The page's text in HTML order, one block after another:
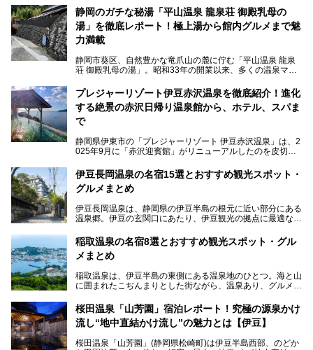
静岡のガチな秘湯「平山温泉 龍泉荘 御殿乳母の
湯」を徹底レポート！極上湯から館内グルメまで魅
力満載
静岡市葵区、自然豊かな竜爪山の麓に佇む「平山温泉 龍泉
荘 御殿乳母の湯」。昭和33年の開業以来、多くの温泉マニ
極上温泉です。お湯はもちろん、実はグルメも揃っているん
です。多くのファンを持つ、その圧倒的なこだわりと魅力を
解説します。
プレジャーリゾート伊豆赤沢温泉を徹底紹介！進化
する絶景の赤沢日帰り温泉館から、ホテル、スパま
で
静岡県伊東市の「プレジャーリゾート 伊豆赤沢温泉」は、2
025年9月に「赤沢迎賓館」がリニューアルしたのを皮切り
館」、「RED 28 HOTEL」がリニューアル。さらにこのあ
とグランピング施設のGRAX EARTH FIELD（グラックスア
ースフィールド）、大型屋内アミューズメント施設のPLEA
予定。
ャー施設など、現在リニューアルオープンしている施設を中
心に、家族連れでも大人だけでも、おひとりさまでも多彩な
楽しみ方ができる「プレジャーリゾート 伊豆赤沢温泉」を
───
この記事はプレジャーリゾート 伊豆赤沢温泉のPR記事で
す。
伊豆長岡温泉の名宿15選とおすすめ観光スポット・
グルメまとめ
伊豆長岡温泉は、静岡県の伊豆半島の根元に近い部分にある
温泉郷。伊豆の玄関口にあたり、伊豆観光の拠点に最適な立
ちろん日帰りでも楽しめるのが魅力です。
この記事では、伊豆長岡温泉の歴史や魅力、おすすめの宿を
る温泉施設も紹介します！
稲取温泉の名宿8選とおすすめ観光スポット・グル
メまとめ
稲取温泉は、伊豆半島の東側にある温泉地のひとつ。海と山
に囲まれたこぢんまりとした街ながら、温泉あり、グルメあ
京からは約2時間30分、直通電車もありアクセスしやすいの
もうれしいところ。
入れる温泉施設、チェックしたい観光スポットやアクティビ
桜田温泉「山芳園」宿泊レポート！究極の源泉かけ
流し“地中直結かけ流し”の魅力とは【伊豆】
桜田温泉「山芳園」(静岡県松崎町)は伊豆半島西部、のどか